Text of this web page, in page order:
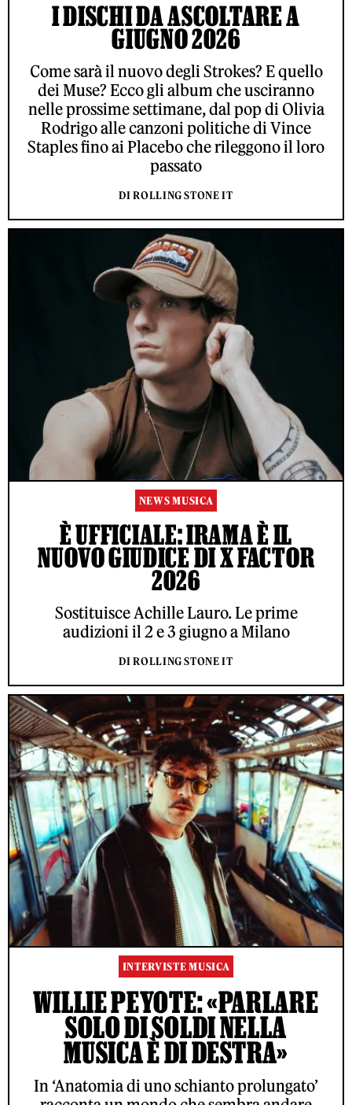
I DISCHI DA ASCOLTARE A
GIUGNO 2026
Come sarà il nuovo degli Strokes? E quello
dei Muse? Ecco gli album che usciranno
nelle prossime settimane, dal pop di Olivia
Rodrigo alle canzoni politiche di Vince
Staples fino ai Placebo che rileggono il loro
passato
DI ROLLING STONE IT
NEWS MUSICA
È UFFICIALE: IRAMA È IL
NUOVO GIUDICE DI X FACTOR
2026
Sostituisce Achille Lauro. Le prime
audizioni il 2 e 3 giugno a Milano
DI ROLLING STONE IT
INTERVISTE MUSICA
WILLIE PEYOTE: «PARLARE
SOLO DI SOLDI NELLA
MUSICA È DI DESTRA»
In ‘Anatomia di uno schianto prolungato’